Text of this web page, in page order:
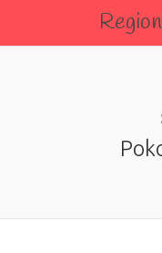
Wszystkie Obiekty